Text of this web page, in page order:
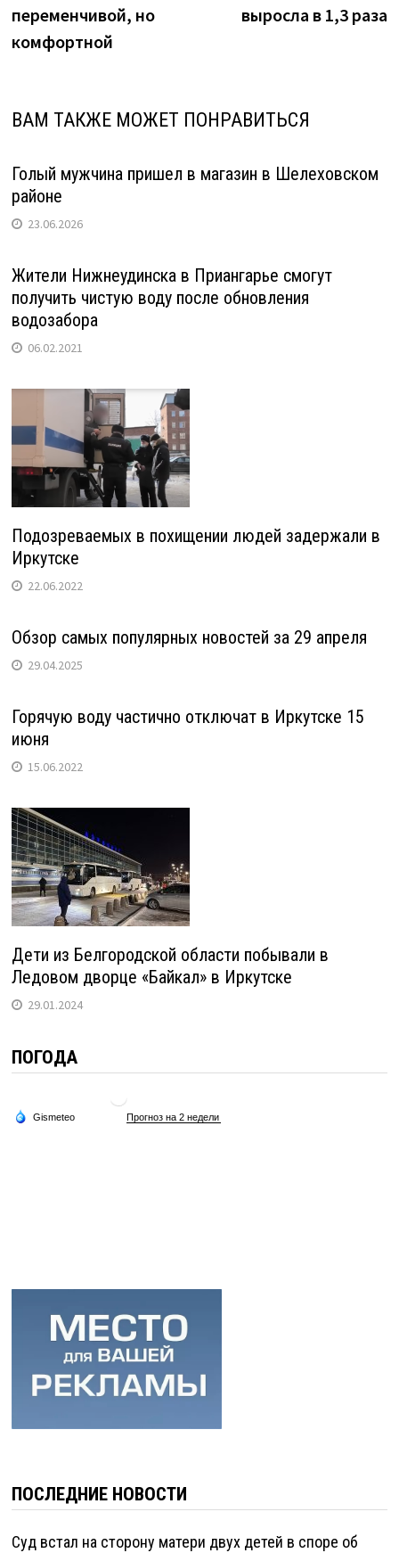
переменчивой, но
комфортной
выросла в 1,3 раза
ВАМ ТАКЖЕ МОЖЕТ ПОНРАВИТЬСЯ
Голый мужчина пришел в магазин в Шелеховском
районе
23.06.2026
Жители Нижнеудинска в Приангарье смогут
получить чистую воду после обновления
водозабора
06.02.2021
Подозреваемых в похищении людей задержали в
Иркутске
22.06.2022
Обзор самых популярных новостей за 29 апреля
29.04.2025
Горячую воду частично отключат в Иркутске 15
июня
15.06.2022
Дети из Белгородской области побывали в
Ледовом дворце «Байкал» в Иркутске
29.01.2024
ПОГОДА
ПОСЛЕДНИЕ НОВОСТИ
Суд встал на сторону матери двух детей в споре об